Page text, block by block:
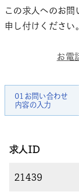
この求人へのお
申し付けください
お電
01お問い合わせ
内容の入力
求人ID